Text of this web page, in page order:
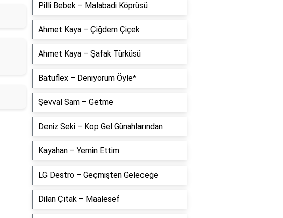
Pilli Bebek – Malabadi Köprüsü
Ahmet Kaya – Çiğdem Çiçek
Ahmet Kaya – Şafak Türküsü
Batuflex – Deniyorum Öyle*
Şevval Sam – Getme
Deniz Seki – Kop Gel Günahlarından
Kayahan – Yemin Ettim
LG Destro – Geçmişten Geleceğe
Dilan Çıtak – Maalesef